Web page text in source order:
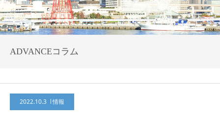
ADVANCEコラム
2022.10.3 情報
事業保険